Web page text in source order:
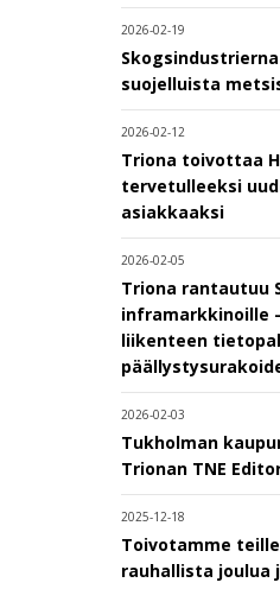
2026-02-19
suojelluista
2026-02-12
Triona toivottaa
tervetulleeksi
asiakkaaksi
2026-02-05
Triona rantautuu
inframarkkinoille
liikenteen
2026-02-03
Tukholman
Trionan TNE
2025-12-18
Toivotamme
rauhallista joulua